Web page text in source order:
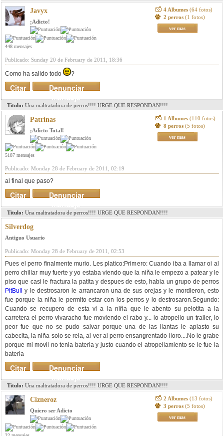
Javyx
¡Adicto!
448 mensajes
4 Albumes (64 fotos)
2 perros (1 fotos)
ver mas
Publicado: Sunday 20 de February de 2011, 18:36
Como ha salido todo ?
Denunciar
mensaje
Citar
Titulo: Una maltratadora de perros!!!! URGE QUE RESPONDAN!!!!
Patrinas
¡Adicto Total!
5187 mensajes
1 Albumes (110 fotos)
8 perros (5 fotos)
ver mas
Publicado: Monday 28 de February de 2011, 02:19
al final que paso?
Denunciar
mensaje
Citar
Titulo: Una maltratadora de perros!!!! URGE QUE RESPONDAN!!!!
Silverdog
Antiguo Usuario
Publicado: Monday 28 de February de 2011, 02:53
Pues el perro finalmente murio. Les platico:Primero: Cuando iba a llamar oi al
perro chillar muy fuerte y yo estaba viendo que la niña le empezo a patear y le
piso que casi le fractura la patita y despues de esto, habia un grupo de perros
PitBull
y le destrosaron le arrancaron una de sus orejas y le mordieron, esto
fue porque la niña le permito estar con los perros y lo destrosaron.Segundo:
Cuando se recupero de esta vi a la niña que le abento su pelotita a la
carretera el perro vivaracho fue moviendo el rabo y... lo atropello un trailer, lo
peor fue que no se pudo salvar porque una de las llantas le aplasto su
cabecita, la niña solo se reia, al ver al perro ensangrentado lloro....No le grabe
porque mi movil no tenia bateria y justo cuando el atropellamiento se le fue la
bateria
Denunciar
mensaje
Citar
Titulo: Una maltratadora de perros!!!! URGE QUE RESPONDAN!!!!
Cizneroz
Quiero ser Adicto
2 Albumes (13 fotos)
3 perros (5 fotos)
ver mas